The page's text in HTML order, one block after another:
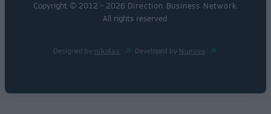
Copyright © 2012 - 2026 Direction Business Network.
All rights reserved.
Designed by nikolas Developed by Nuevvo